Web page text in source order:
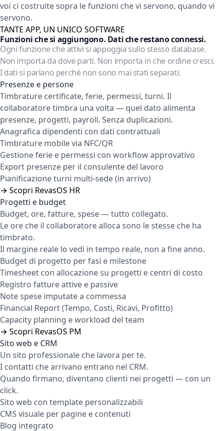
voi ci costruite sopra le funzioni che vi servono, quando vi
servono.
TANTE APP, UN UNICO SOFTWARE
Funzioni che si aggiungono. Dati che restano connessi.
Ogni funzione che attivi si appoggia sullo stesso database.
Non importa da dove parti. Non importa in che ordine cresci.
I dati si parlano perché non sono mai stati separati.
Presenze e persone
Timbrature certificate, ferie, permessi, turni. Il
collaboratore timbra una volta — quel dato alimenta
presenze, progetti, payroll. Senza duplicazioni.
Anagrafica dipendenti con dati contrattuali
Timbrature mobile via NFC/QR
Gestione ferie e permessi con workflow approvativo
Export presenze per il consulente del lavoro
Pianificazione turni multi-sede (in arrivo)
→ Scopri RevasOS HR
Progetti e budget
Budget, ore, fatture, spese — tutto collegato.
Le ore che il collaboratore alloca sono le stesse che ha
timbrato.
Il margine reale lo vedi in tempo reale, non a fine anno.
Budget di progetto per fasi e milestone
Timesheet con allocazione su progetti e centri di costo
Registro fatture attive e passive
Note spese imputate a commessa
Financial Report (Tempo, Costi, Ricavi, Profitto)
Capacity planning e workload del team
→ Scopri RevasOS PM
Sito web e CRM
Un sito professionale che lavora per te.
I contatti che arrivano entrano nel CRM.
Quando firmano, diventano clienti nei progetti — con un
click.
Sito web con template personalizzabili
CMS visuale per pagine e contenuti
Blog integrato